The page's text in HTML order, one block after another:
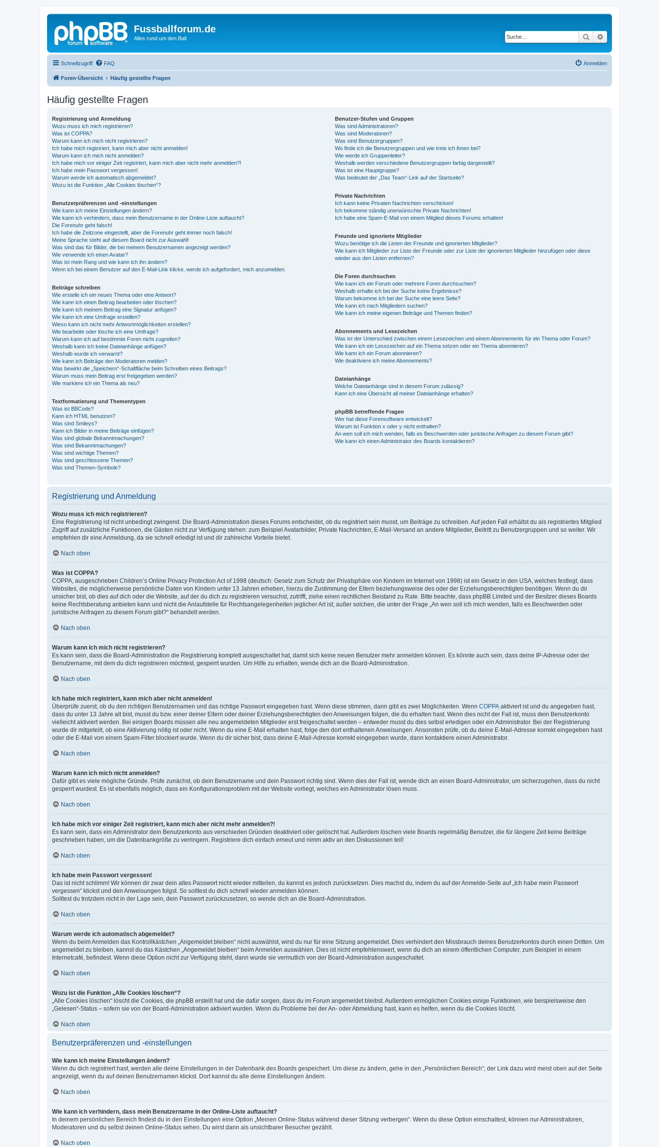
Fussballforum.de
Alles rund um den Ball Suche
Schnellzugriff FAQ Anmelden
Foren-Übersicht Häufig gestellte Fragen
Häufig gestellte Fragen
Registrierung und Anmeldung
Wozu muss ich mich registrieren?
Was ist COPPA?
Warum kann ich mich nicht registrieren?
Ich habe mich registriert, kann mich aber nicht anmelden!
Warum kann ich mich nicht anmelden?
Ich habe mich vor einiger Zeit registriert, kann mich aber nicht mehr anmelden?!
Ich habe mein Passwort vergessen!
Warum werde ich automatisch abgemeldet?
Wozu ist die Funktion „Alle Cookies löschen“?
Benutzerpräferenzen und -einstellungen
Wie kann ich meine Einstellungen ändern?
Wie kann ich verhindern, dass mein Benutzername in der Online-Liste auftaucht?
Die Forenuhr geht falsch!
Ich habe die Zeitzone eingestellt, aber die Forenuhr geht immer noch falsch!
Meine Sprache steht auf diesem Board nicht zur Auswahl!
Was sind das für Bilder, die bei meinem Benutzernamen angezeigt werden?
Wie verwende ich einen Avatar?
Was ist mein Rang und wie kann ich ihn ändern?
Wenn ich bei einem Benutzer auf den E-Mail-Link klicke, werde ich aufgefordert, mich anzumelden.
Beiträge schreiben
Wie erstelle ich ein neues Thema oder eine Antwort?
Wie kann ich einen Beitrag bearbeiten oder löschen?
Wie kann ich meinem Beitrag eine Signatur anfügen?
Wie kann ich eine Umfrage erstellen?
Wieso kann ich nicht mehr Antwortmöglichkeiten erstellen?
Wie bearbeite oder lösche ich eine Umfrage?
Warum kann ich auf bestimmte Foren nicht zugreifen?
Weshalb kann ich keine Dateianhänge anfügen?
Weshalb wurde ich verwarnt?
Wie kann ich Beiträge den Moderatoren melden?
Was bewirkt die „Speichern“-Schaltfläche beim Schreiben eines Beitrags?
Warum muss mein Beitrag erst freigegeben werden?
Wie markiere ich ein Thema als neu?
Textformatierung und Thementypen
Was ist BBCode?
Kann ich HTML benutzen?
Was sind Smileys?
Kann ich Bilder in meine Beiträge einfügen?
Was sind globale Bekanntmachungen?
Was sind Bekanntmachungen?
Was sind wichtige Themen?
Was sind geschlossene Themen?
Was sind Themen-Symbole?
Benutzer-Stufen und Gruppen
Was sind Administratoren?
Was sind Moderatoren?
Was sind Benutzergruppen?
Wo finde ich die Benutzergruppen und wie trete ich ihnen bei?
Wie werde ich Gruppenleiter?
Weshalb werden verschiedene Benutzergruppen farbig dargestellt?
Was ist eine Hauptgruppe?
Was bedeutet der „Das Team“-Link auf der Startseite?
Private Nachrichten
Ich kann keine Privaten Nachrichten verschicken!
Ich bekomme ständig unerwünschte Private Nachrichten!
Ich habe eine Spam-E-Mail von einem Mitglied dieses Forums erhalten!
Freunde und ignorierte Mitglieder
Wozu benötige ich die Listen der Freunde und ignorierten Mitglieder?
Wie kann ich Mitglieder zur Liste der Freunde oder zur Liste der ignorierten Mitglieder hinzufügen oder diese
wieder aus den Listen entfernen?
Die Foren durchsuchen
Wie kann ich ein Forum oder mehrere Foren durchsuchen?
Weshalb erhalte ich bei der Suche keine Ergebnisse?
Warum bekomme ich bei der Suche eine leere Seite?
Wie kann ich nach Mitgliedern suchen?
Wie kann ich meine eigenen Beiträge und Themen finden?
Abonnements und Lesezeichen
Was ist der Unterschied zwischen einem Lesezeichen und einem Abonnements für ein Thema oder Forum?
Wie kann ich ein Lesezeichen auf ein Thema setzen oder ein Thema abonnieren?
Wie kann ich ein Forum abonnieren?
Wie deaktiviere ich meine Abonnements?
Dateianhänge
Welche Dateianhänge sind in diesem Forum zulässig?
Kann ich eine Übersicht all meiner Dateianhänge erhalten?
phpBB betreffende Fragen
Wer hat diese Forensoftware entwickelt?
Warum ist Funktion x oder y nicht enthalten?
An wen soll ich mich wenden, falls es Beschwerden oder juristische Anfragen zu diesem Forum gibt?
Wie kann ich einen Administrator des Boards kontaktieren?
Registrierung und Anmeldung
Wozu muss ich mich registrieren?
Eine Registrierung ist nicht unbedingt zwingend. Die Board-Administration dieses Forums entscheidet, ob du registriert sein musst, um Beiträge zu schreiben. Auf jeden Fall erhältst du als registriertes Mitglied
Zugriff auf zusätzliche Funktionen, die Gästen nicht zur Verfügung stehen: zum Beispiel Avatarbilder, Private Nachrichten, E-Mail-Versand an andere Mitglieder, Beitritt zu Benutzergruppen und so weiter. Wir
empfehlen dir eine Anmeldung, da sie schnell erledigt ist und dir zahlreiche Vorteile bietet.
Nach oben
Was ist COPPA?
COPPA, ausgeschrieben Children’s Online Privacy Protection Act of 1998 (deutsch: Gesetz zum Schutz der Privatsphäre von Kindern im Internet von 1998) ist ein Gesetz in den USA, welches festlegt, dass
Websites, die möglicherweise persönliche Daten von Kindern unter 13 Jahren erheben, hierzu die Zustimmung der Eltern beziehungsweise des oder der Erziehungsberechtigten benötigen. Wenn du dir
unsicher bist, ob dies auf dich oder die Website, auf der du dich zu registrieren versuchst, zutrifft, ziehe einen rechtlichen Beistand zu Rate. Bitte beachte, dass phpBB Limited und der Besitzer dieses Boards
keine Rechtsberatung anbieten kann und nicht die Anlaufstelle für Rechtsangelegenheiten jeglicher Art ist; außer solchen, die unter der Frage „An wen soll ich mich wenden, falls es Beschwerden oder
juristische Anfragen zu diesem Forum gibt?“ behandelt werden.
Nach oben
Warum kann ich mich nicht registrieren?
Es kann sein, dass die Board-Administration die Registrierung komplett ausgeschaltet hat, damit sich keine neuen Benutzer mehr anmelden können. Es könnte auch sein, dass deine IP-Adresse oder der
Benutzername, mit dem du dich registrieren möchtest, gesperrt wurden. Um Hilfe zu erhalten, wende dich an die Board-Administration.
Nach oben
Ich habe mich registriert, kann mich aber nicht anmelden!
Überprüfe zuerst, ob du den richtigen Benutzernamen und das richtige Passwort eingegeben hast. Wenn diese stimmen, dann gibt es zwei Möglichkeiten. Wenn COPPA aktiviert ist und du angegeben hast,
dass du unter 13 Jahre alt bist, musst du bzw. einer deiner Eltern oder deiner Erziehungsberechtigten den Anweisungen folgen, die du erhalten hast. Wenn dies nicht der Fall ist, muss dein Benutzerkonto
vielleicht aktiviert werden. Bei einigen Boards müssen alle neu angemeldeten Mitglieder erst freigeschaltet werden – entweder musst du dies selbst erledigen oder ein Administrator. Bei der Registrierung
wurde dir mitgeteilt, ob eine Aktivierung nötig ist oder nicht. Wenn du eine E-Mail erhalten hast, folge den dort enthaltenen Anweisungen. Ansonsten prüfe, ob du deine E-Mail-Adresse korrekt eingegeben hast
oder die E-Mail von einem Spam-Filter blockiert wurde. Wenn du dir sicher bist, dass deine E-Mail-Adresse korrekt eingegeben wurde, dann kontaktiere einen Administrator.
Nach oben
Warum kann ich mich nicht anmelden?
Dafür gibt es viele mögliche Gründe. Prüfe zunächst, ob dein Benutzername und dein Passwort richtig sind. Wenn dies der Fall ist, wende dich an einen Board-Administrator, um sicherzugehen, dass du nicht
gesperrt wurdest. Es ist ebenfalls möglich, dass ein Konfigurationsproblem mit der Website vorliegt, welches ein Administrator lösen muss.
Nach oben
Ich habe mich vor einiger Zeit registriert, kann mich aber nicht mehr anmelden?!
Es kann sein, dass ein Administrator dein Benutzerkonto aus verschieden Gründen deaktiviert oder gelöscht hat. Außerdem löschen viele Boards regelmäßig Benutzer, die für längere Zeit keine Beiträge
geschrieben haben, um die Datenbankgröße zu verringern. Registriere dich einfach erneut und nimm aktiv an den Diskussionen teil!
Nach oben
Ich habe mein Passwort vergessen!
Das ist nicht schlimm! Wir können dir zwar dein altes Passwort nicht wieder mitteilen, du kannst es jedoch zurücksetzen. Dies machst du, indem du auf der Anmelde-Seite auf „Ich habe mein Passwort
vergessen“ klickst und den Anweisungen folgst. So solltest du dich schnell wieder anmelden können.
Solltest du trotzdem nicht in der Lage sein, dein Passwort zurückzusetzen, so wende dich an die Board-Administration.
Nach oben
Warum werde ich automatisch abgemeldet?
Wenn du beim Anmelden das Kontrollkästchen „Angemeldet bleiben“ nicht auswählst, wirst du nur für eine Sitzung angemeldet. Dies verhindert den Missbrauch deines Benutzerkontos durch einen Dritten. Um
angemeldet zu bleiben, kannst du das Kästchen „Angemeldet bleiben“ beim Anmelden auswählen. Dies ist nicht empfehlenswert, wenn du dich an einem öffentlichen Computer, zum Beispiel in einem
Internetcafé, befindest. Wenn diese Option nicht zur Verfügung steht, dann wurde sie vermutlich von der Board-Administration ausgeschaltet.
Nach oben
Wozu ist die Funktion „Alle Cookies löschen“?
„Alle Cookies löschen“ löscht die Cookies, die phpBB erstellt hat und die dafür sorgen, dass du im Forum angemeldet bleibst. Außerdem ermöglichen Cookies einige Funktionen, wie beispielsweise den
„Gelesen“-Status – sofern sie von der Board-Administration aktiviert wurden. Wenn du Probleme bei der An- oder Abmeldung hast, kann es helfen, wenn du die Cookies löscht.
Nach oben
Benutzerpräferenzen und -einstellungen
Wie kann ich meine Einstellungen ändern?
Wenn du dich registriert hast, werden alle deine Einstellungen in der Datenbank des Boards gespeichert. Um diese zu ändern, gehe in den „Persönlichen Bereich“; der Link dazu wird meist oben auf der Seite
angezeigt, wenn du auf deinen Benutzernamen klickst. Dort kannst du alle deine Einstellungen ändern.
Nach oben
Wie kann ich verhindern, dass mein Benutzername in der Online-Liste auftaucht?
In deinem persönlichen Bereich findest du in den Einstellungen eine Option „Meinen Online-Status während dieser Sitzung verbergen“. Wenn du diese Option einschaltest, können nur Administratoren,
Moderatoren und du selbst deinen Online-Status sehen. Du wirst dann als unsichtbarer Besucher gezählt.
Nach oben